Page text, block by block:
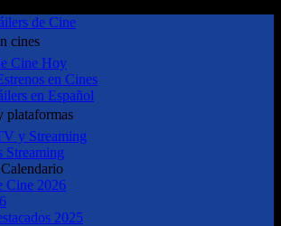
de Cine
cines
Cine Hoy
en Cines
en Español
plataformas
y Streaming
Streaming
Cine 2026
2025